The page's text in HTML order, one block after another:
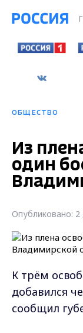
ОБЩЕСТВО
Из
один
Опубликовано: 2
К трём
добавился
сообщил